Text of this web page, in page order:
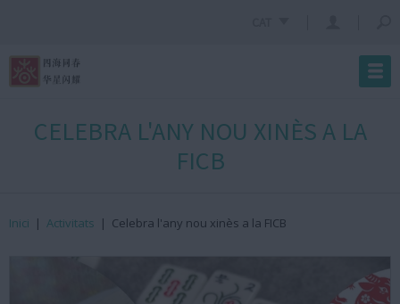
CELEBRA L'ANY NOU XINÈS A LA
FICB
Inici | Activitats | Celebra l'any nou xinès a la FICB